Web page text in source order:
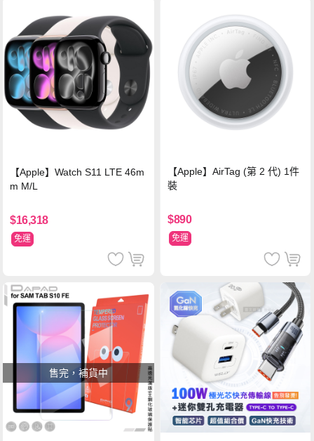
【Apple】Watch S11 LTE 46m
m M/L
$16,318
免運
【Apple】AirTag (第 2 代) 1件
裝
$890
免運
售完，補貨中